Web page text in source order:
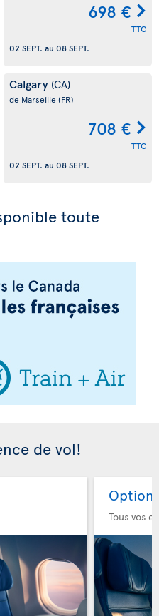
698 €
TTC
02 SEPT. au 08 SEPT.
Calgary (CA)
de Marseille (FR)
708 €
TTC
02 SEPT. au 08 SEPT.
toute
de vol!
Option
Tous vos